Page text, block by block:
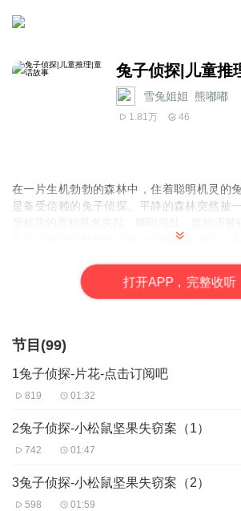
兔子侦探|儿童推
雪兔姐姐_熊嘟嘟
1.81万 46
在一片生机勃勃的森林中，住着聪明机灵的
是备受信赖的兔子侦探。平静的森林突然被
兔子侦探凭借敏锐的观察力和缜密的推理，
鸟就是长胖后的大嘴鸟这一惊人真相。在这
世界里，跟着兔子侦探一起抽丝剥茧，感受
打开APP，完整收听
节目(99)
1兔子侦探-片花-点击订阅吧
819 01:32
2兔子侦探-小松鼠坚果失窃案（1）
742 01:47
3兔子侦探-小松鼠坚果失窃案（2）
598 01:59